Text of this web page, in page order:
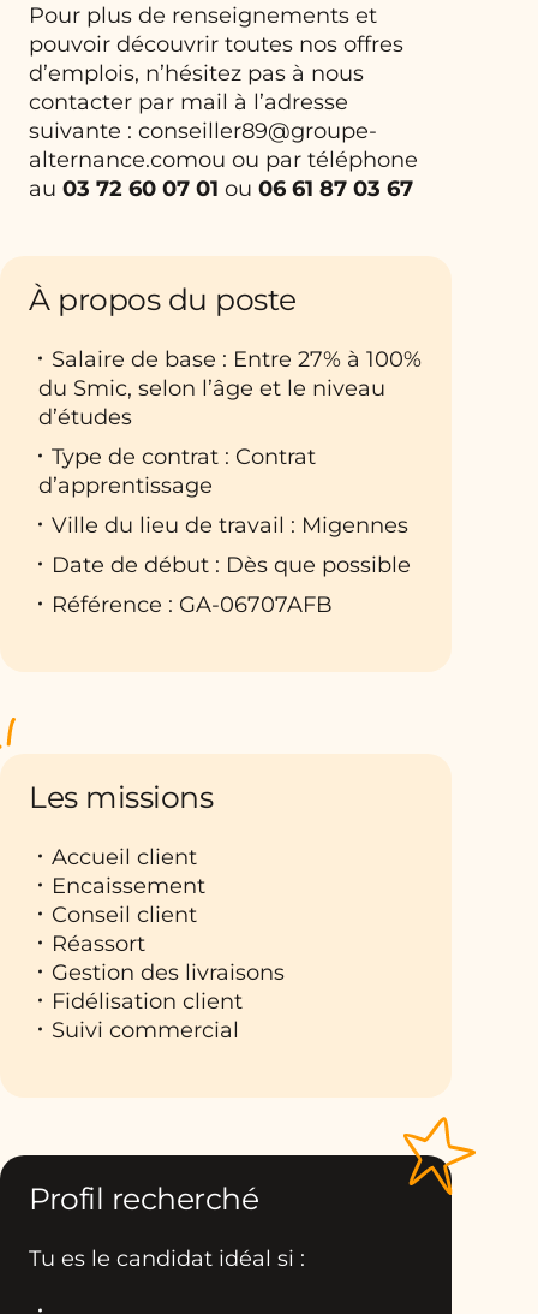
Pour plus de renseignements et
pouvoir découvrir toutes nos offres
d’emplois, n’hésitez pas à nous
contacter par mail à l’adresse
suivante : conseiller89@groupe-
alternance.comou ou par téléphone
au 03 72 60 07 01 ou 06 61 87 03 67
À propos du poste
Salaire de base : Entre 27% à 100%
du Smic, selon l’âge et le niveau
d’études
Type de contrat : Contrat
d’apprentissage
Ville du lieu de travail : Migennes
Date de début : Dès que possible
Référence : GA-06707AFB
Les missions
Accueil client
Encaissement
Conseil client
Réassort
Gestion des livraisons
Fidélisation client
Suivi commercial
Profil recherché
Tu es le candidat idéal si :